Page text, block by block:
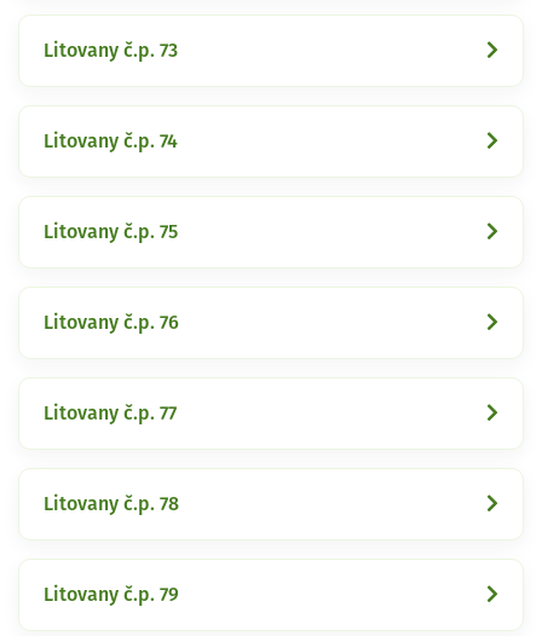
Litovany č.p. 73
Litovany č.p. 74
Litovany č.p. 75
Litovany č.p. 76
Litovany č.p. 77
Litovany č.p. 78
Litovany č.p. 79